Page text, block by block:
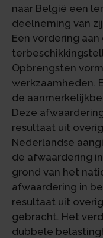
naar België een
deelneming van
Een vordering
Opbrengsten
werkzaamheden.
de
Deze
resultaat uit
Nederlandse
de afwaardering
grond van het
afwaardering in
resultaat uit
gebracht. Het
dubbele